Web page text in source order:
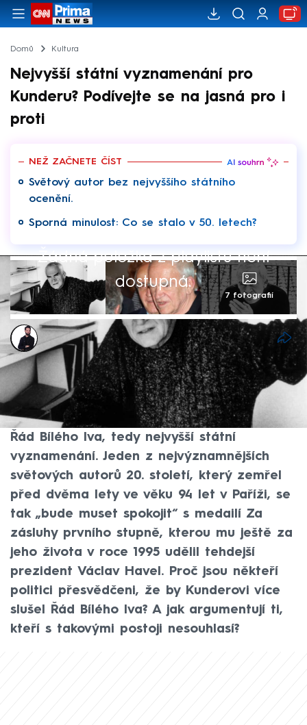
Domů Kultura
Nejvyšší státní vyznamenání pro
Kunderu? Podívejte se na jasná pro i
proti
NEŽ ZAČNETE ČÍST
Světový autor bez nejvyššího státního
ocenění.
Sporná minulost: Co se stalo v 50. letech?
Žádná položka z playlistu není
dostupná.
7 fotografií
Marek Veselý
29. říj 2025, 14:02
Ani letos prezident Petr Pavel nevyhověl
přání některých poslanců a u příležitosti
oslav 28. října nepropůjčil Milanu Kunderovi
Řád Bílého lva, tedy nejvyšší státní
vyznamenání. Jeden z nejvýznamnějších
světových autorů 20. století, který zemřel
před dvěma lety ve věku 94 let v Paříži, se
tak „bude muset spokojit“ s medailí Za
zásluhy prvního stupně, kterou mu ještě za
jeho života v roce 1995 udělil tehdejší
prezident Václav Havel. Proč jsou někteří
politici přesvědčeni, že by Kunderovi více
slušel Řád Bílého lva? A jak argumentují ti,
kteří s takovými postoji nesouhlasí?